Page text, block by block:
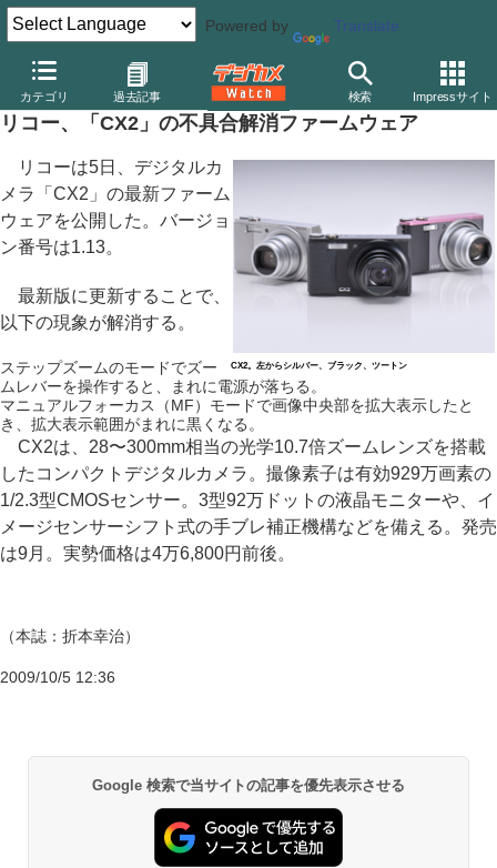
Powered by Translate
カテゴリ 過去記事 検索 Impressサイト
デジカメ Watch カメラ レンズ一体型（コンパクト）カメラ リ
リコー、「CX2」の不具合解消ファームウェア
CX2。左からシルバー、ブラック、ツートン
リコーは5日、デジタルカ
メラ「CX2」の最新ファーム
ウェアを公開した。バージョ
ン番号は1.13。
最新版に更新することで、
以下の現象が解消する。
ステップズームのモードでズー
ムレバーを操作すると、まれに電源が落ちる。
マニュアルフォーカス（MF）モードで画像中央部を拡大表示したと
き、拡大表示範囲がまれに黒くなる。
CX2は、28〜300mm相当の光学10.7倍ズームレンズを搭載
したコンパクトデジタルカメラ。撮像素子は有効929万画素の
1/2.3型CMOSセンサー。3型92万ドットの液晶モニターや、イ
メージセンサーシフト式の手ブレ補正機構などを備える。発売
は9月。実勢価格は4万6,800円前後。
（本誌：折本幸治）
2009/10/5 12:36
Google 検索で当サイトの記事を優先表示させる